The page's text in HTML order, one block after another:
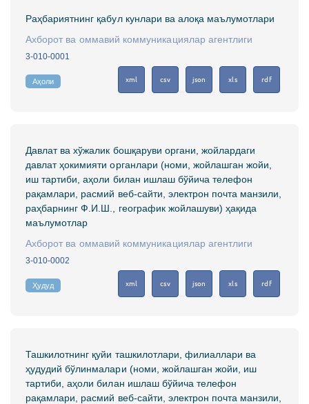
Раҳбариятнинг қабул кунлари ва алоқа маълумотлари
Ахборот ва оммавий коммуникациялар агентлиги
3-010-0001
Аҳоли xml csv json xls rdf
Давлат ва хўжалик бошқаруви органи, жойлардаги
давлат ҳокимияти органлари (номи, жойлашган жойи,
иш тартиби, аҳоли билан ишлаш бўйича телефон
рақамлари, расмий веб-сайти, электрон почта манзили,
раҳбарнинг Ф.И.Ш., географик жойлашуви) ҳақида
маълумотлар
Ахборот ва оммавий коммуникациялар агентлиги
3-010-0002
Ҳудуд xml csv json xls rdf
Ташкилотнинг қуйи ташкилотлари, филиаллари ва
ҳудудий бўлинмалари (номи, жойлашган жойи, иш
тартиби, аҳоли билан ишлаш бўйича телефон
рақамлари, расмий веб-сайти, электрон почта манзили,